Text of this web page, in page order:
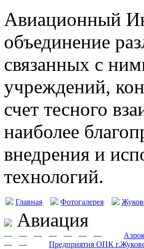
Авиационный
объединение
связанных с
учреждений,
счет тесного
наиболее
внедрения и
технологий.
Главная Фотогалерея
Авиация
— — — — — —
—
Предприятия ОПК
— —